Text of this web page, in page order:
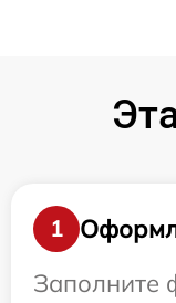
1
Заполните